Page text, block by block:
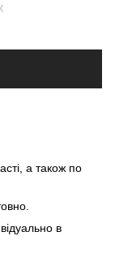
а також по
в